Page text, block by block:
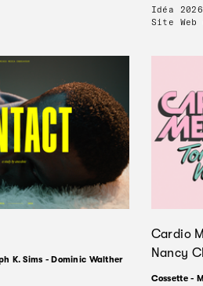
Idéa
Site
K. Sims - Dominic Walther
Cardio
Nancy
Cossette -